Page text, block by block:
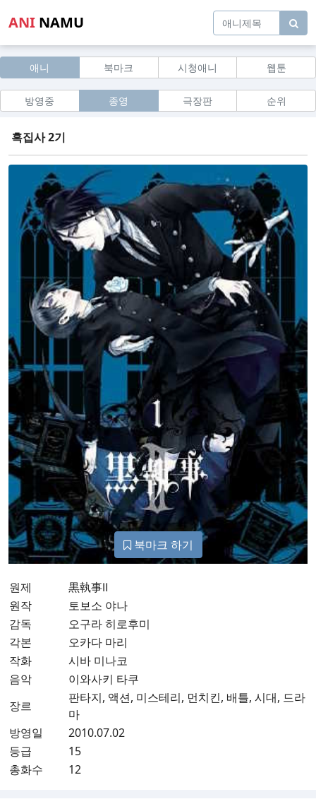
ANI NAMU
애니 북마크 시청애니 웹툰
방영중 종영 극장판 순위
흑집사 2기
북마크 하기
원제
黒執事Ⅱ
원작
토보소 야나
감독
오구라 히로후미
각본
오카다 마리
작화
시바 미나코
음악
이와사키 타쿠
장르
판타지, 액션, 미스테리, 먼치킨, 배틀, 시대, 드라
마
방영일
2010.07.02
등급
15
총화수
12